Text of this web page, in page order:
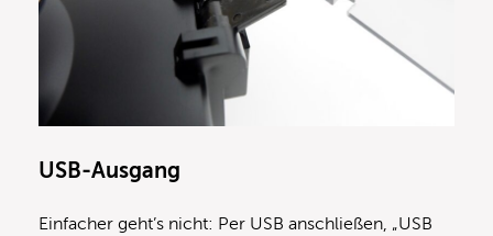
USB-Ausgang
Einfacher geht’s nicht: Per USB anschließen, „USB